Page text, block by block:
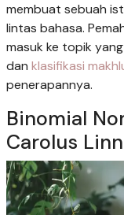
membuat sebuah
lintas bahasa.
masuk ke topik
dan klasifikasi
penerapannya.
Binomial
Carolus